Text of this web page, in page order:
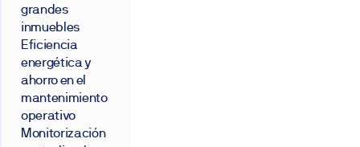
grandes
inmuebles
Eficiencia
energética y
ahorro en el
mantenimiento
operativo
Monitorización